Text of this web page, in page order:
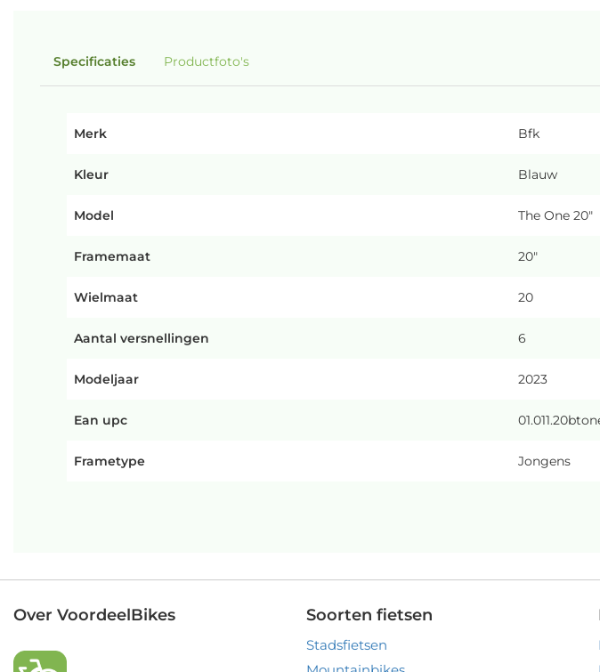
Specificaties Productfoto's
Merk Bfk
Kleur Blauw
Model The One 20"
Framemaat 20"
Wielmaat 20
Aantal versnellingen 6
Modeljaar 2023
Ean upc
Frametype Jongens
Over VoordeelBikes Soorten fietsen
Stadsfietsen